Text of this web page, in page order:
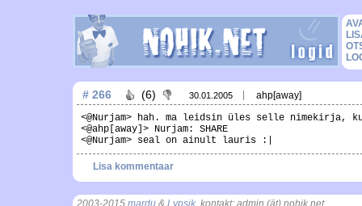
# 266 (6) 30.01.2005
ahp[away]
<@Nurjam> hah. ma leidsin üles selle nimekirja,
<@ahp[away]> Nurjam: SHARE
<@Nurjam> seal on ainult lauris :|
Lisa kommentaar
2003-2015 mardu & Lypsik, kontakt: admin (ät) nohik.net, t =